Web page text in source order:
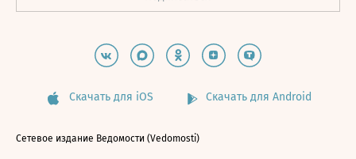
Скачать для iOS Скачать для Android
Сетевое издание Ведомости (Vedomosti)